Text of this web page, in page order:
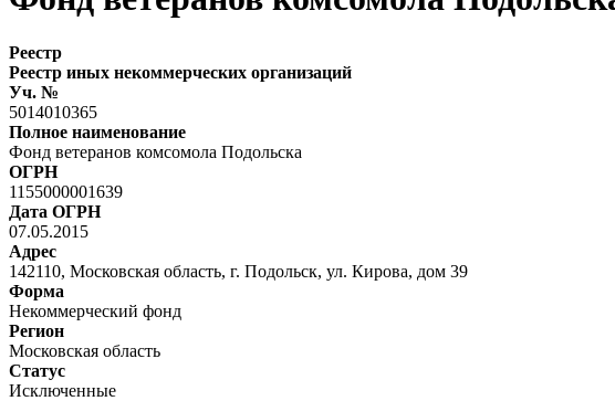
Реестр
Реестр иных некоммерческих организаций
Уч. №
5014010365
Полное наименование
Фонд ветеранов комсомола Подольска
ОГРН
1155000001639
Дата ОГРН
07.05.2015
Адрес
142110, Московская область, г. Подольск, ул. Кирова, дом 39
Форма
Некоммерческий фонд
Регион
Московская область
Статус
Исключенные